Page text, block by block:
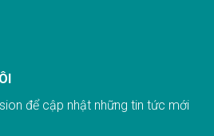
để cập nhật những tin tức mới